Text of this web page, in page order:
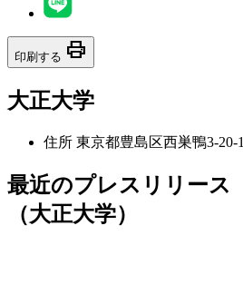
印刷する print
大正大学
住所 東京都豊島区西巣鴨3-20-1
最近のプレスリリース
（大正大学）